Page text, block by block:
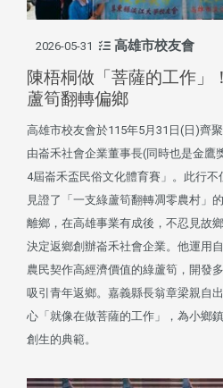
2026-05-31 高雄市校友會
陳梧桐做「菩薩的工作」
蘆筍翻轉偏鄉
高雄市校友會於115年5月31日(日)齊
由崙禾社會企業董事長(同時也是金鷹
4屆崙禾盃民俗文化體育賽」。此行
見證了「一支綠蘆筍翻轉凋零農村」
離鄉，在高雄事業有成後，不忍見故
決定返鄉創辦崙禾社會企業。他運用
農民契作高經濟價值的綠蘆筍，開發
吸引青年返鄉。嘉義縣長翁章梁親自
心「就像在做菩薩的工作」，為小鄉
創生的典範。